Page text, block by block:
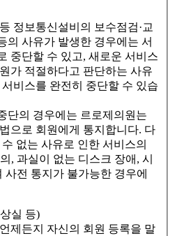
정보통신설비의 보수점검·교
의 사유가 발생한 경우에는 서
중단할 수 있고, 새로운 서비스
가 적절하다고 판단하는 사유
비스를 완전히 중단할 수 있습
단의 경우에는 르로제의원는
으로 회원에게 통지합니다. 다
없는 사유로 인한 서비스의
, 과실이 없는 디스크 장애, 시
전 통지가 불가능한 경우에
실 등)
제든지 자신의 회원 등록을 말